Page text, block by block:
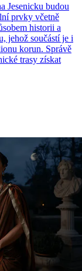
Jesenicku budou
prvky včetně
historii a
jehož součástí je i
korun. Správě
trasy získat